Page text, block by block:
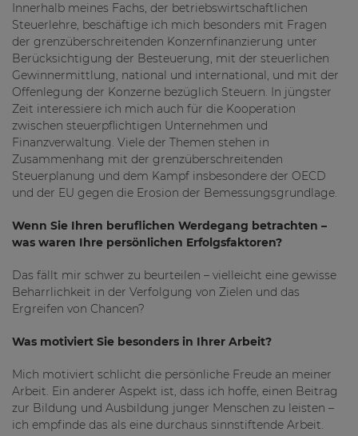
Innerhalb meines Fachs, der betriebswirtschaftlichen
Steuerlehre, beschäftige ich mich besonders mit Fragen
der grenzüberschreitenden Konzernfinanzierung unter
Berücksichtigung der Besteuerung, mit der steuerlichen
Gewinnermittlung, national und international, und mit der
Offenlegung der Konzerne bezüglich Steuern. In jüngster
Zeit interessiere ich mich auch für die Kooperation
zwischen steuerpflichtigen Unternehmen und
Finanzverwaltung. Viele der Themen stehen in
Zusammenhang mit der grenzüberschreitenden
Steuerplanung und dem Kampf insbesondere der OECD
und der EU gegen die Erosion der Bemessungsgrundlage.
Wenn Sie Ihren beruflichen Werdegang betrachten –
was waren Ihre persönlichen Erfolgsfaktoren?
Das fällt mir schwer zu beurteilen – vielleicht eine gewisse
Beharrlichkeit in der Verfolgung von Zielen und das
Ergreifen von Chancen?
Was motiviert Sie besonders in Ihrer Arbeit?
Mich motiviert schlicht die persönliche Freude an meiner
Arbeit. Ein anderer Aspekt ist, dass ich hoffe, einen Beitrag
zur Bildung und Ausbildung junger Menschen zu leisten –
ich empfinde das als eine durchaus sinnstiftende Arbeit.